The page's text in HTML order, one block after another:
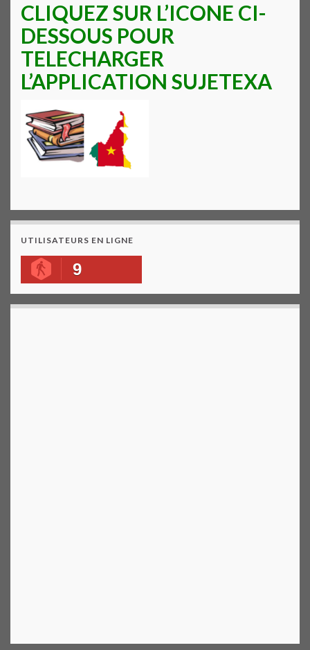
CLIQUEZ SUR L’ICONE CI-
DESSOUS POUR
TELECHARGER
L’APPLICATION SUJETEXA
UTILISATEURS EN LIGNE
9